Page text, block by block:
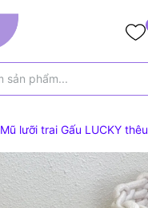
Mũ lưỡi trai Gấu LUCKY thêu